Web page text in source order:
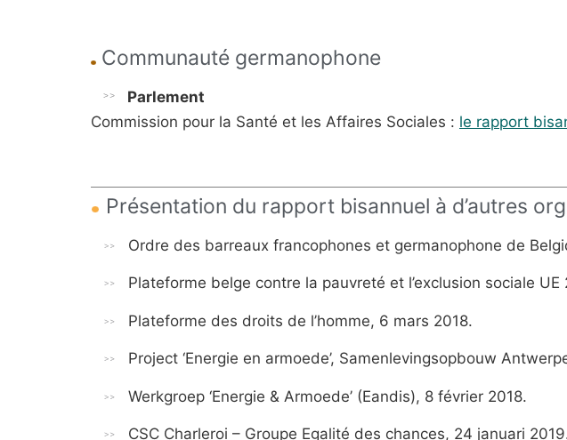
Communauté germanophone
Parlement
Commission pour la Santé et les Affaires Sociales : le rapport
Présentation du rapport bisannuel à d’autres
Ordre des barreaux francophones et germanophone de
Plateforme belge contre la pauvreté et l’exclusion sociale
Plateforme des droits de l’homme, 6 mars 2018.
Project ‘Energie en armoede’, Samenlevingsopbouw
Werkgroep ‘Energie & Armoede’ (Eandis), 8 février 2018.
CSC Charleroi – Groupe Egalité des chances, 24 januari